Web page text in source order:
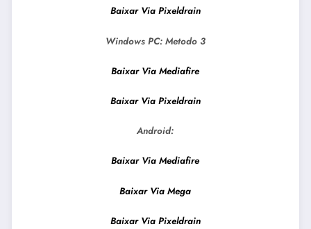
Baixar Via Pixeldrain
Windows PC: Metodo 3
Baixar Via Mediafire
Baixar Via Pixeldrain
Android:
Baixar Via Mediafire
Baixar Via Mega
Baixar Via Pixeldrain